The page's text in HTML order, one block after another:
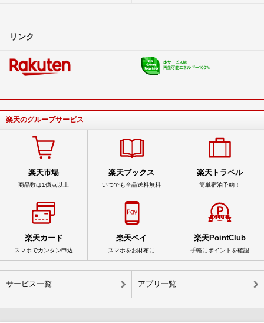
リンク
楽天のグループサービス
楽天市場
商品数は1億点以上
楽天ブックス
いつでも全品送料無料
楽天トラベル
簡単宿泊予約！
楽天カード
スマホでカンタン申込
楽天ペイ
スマホをお財布に
楽天PointClub
手軽にポイントを確認
サービス一覧 アプリ一覧